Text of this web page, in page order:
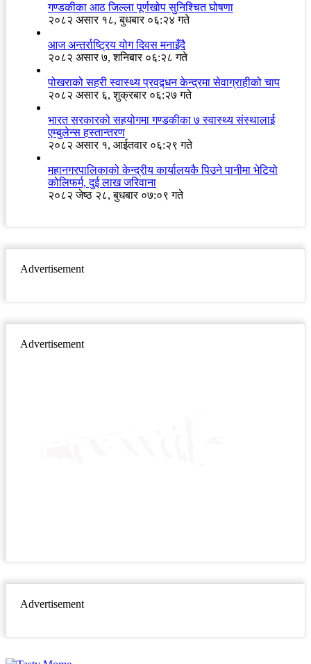
गण्डकीका आठ जिल्ला पूर्णखोप सुनिश्चित घोषणा
२०८२ असार १८, बुधबार ०६:२४ गते
आज अन्तर्राष्ट्रिय योग दिवस मनाइँदै
२०८२ असार ७, शनिबार ०६:२८ गते
पोखराको सहरी स्वास्थ्य प्रवद्र्धन केन्द्रमा सेवाग्राहीको चाप
२०८२ असार ६, शुक्रबार ०६:२७ गते
भारत सरकारको सहयोगमा गण्डकीका ७ स्वास्थ्य संस्थालाई
एम्बुलेन्स हस्तान्तरण
२०८२ असार १, आईतवार ०६:२९ गते
महानगरपालिकाको केन्द्रीय कार्यालयकै पिउने पानीमा भेटियो
कोलिफर्म, दुई लाख जरिवाना
२०८२ जेष्ठ २८, बुधबार ०७:०९ गते
Advertisement
Advertisement
Advertisement